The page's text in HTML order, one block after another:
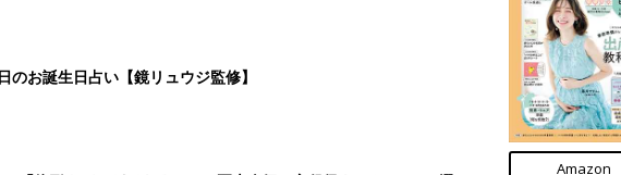
Amazon